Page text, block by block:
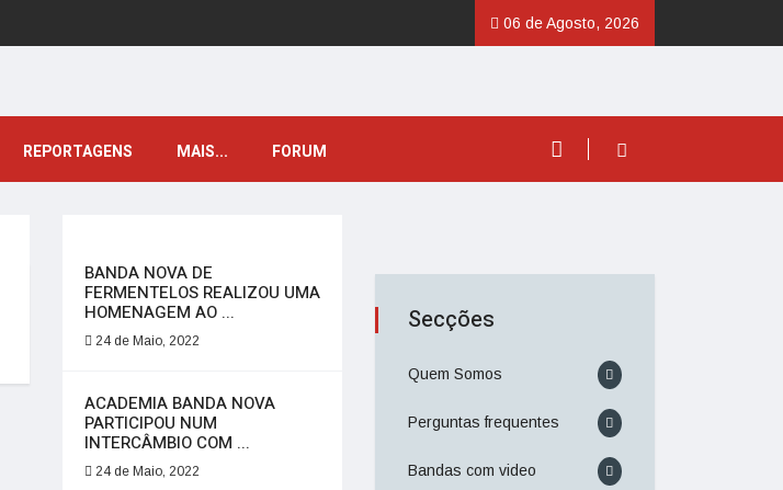
06 de Agosto, 2026
REPORTAGENS MAIS... FORUM
BANDA NOVA DE
FERMENTELOS REALIZOU UMA
HOMENAGEM AO ...
24 de Maio, 2022
ACADEMIA BANDA NOVA
PARTICIPOU NUM
INTERCÂMBIO COM ...
24 de Maio, 2022
Secções
Quem Somos
Perguntas frequentes
Bandas com video